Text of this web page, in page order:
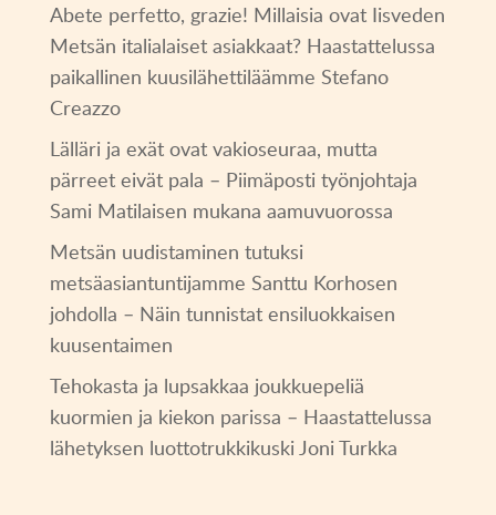
Abete perfetto, grazie! Millaisia ovat Iisveden
Metsän italialaiset asiakkaat? Haastattelussa
paikallinen kuusilähettiläämme Stefano
Creazzo
Lälläri ja exät ovat vakioseuraa, mutta
pärreet eivät pala – Piimäposti työnjohtaja
Sami Matilaisen mukana aamuvuorossa
Metsän uudistaminen tutuksi
metsäasiantuntijamme Santtu Korhosen
johdolla – Näin tunnistat ensiluokkaisen
kuusentaimen
Tehokasta ja lupsakkaa joukkuepeliä
kuormien ja kiekon parissa – Haastattelussa
lähetyksen luottotrukkikuski Joni Turkka